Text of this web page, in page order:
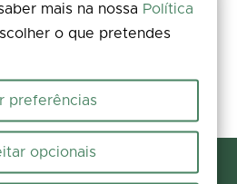
seguro
em poucos segundos e ajuda-nos a
mais na nossa Política
o que pretendes
preferências
opcionais